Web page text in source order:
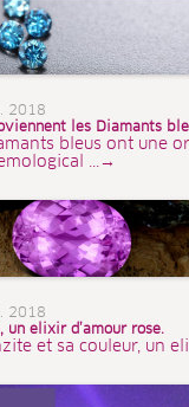
2018
les Diamants
bleus ont une
...→
2018
un elixir d’amour rose.
et sa couleur, un